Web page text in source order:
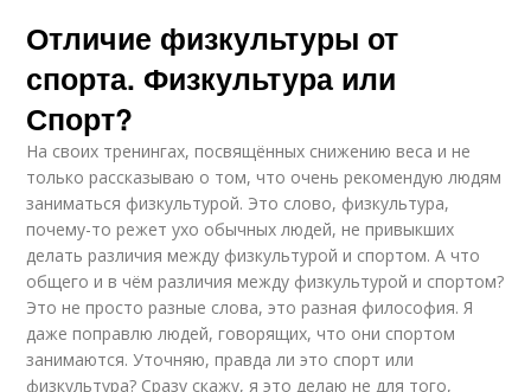
Отличие физкультуры от
спорта. Физкультура или
Спорт?
На своих тренингах, посвящённых снижению веса и не
только рассказываю о том, что очень рекомендую людям
заниматься физкультурой. Это слово, физкультура,
почему-то режет ухо обычных людей, не привыкших
делать различия между физкультурой и спортом. А что
общего и в чём различия между физкультурой и спортом?
Это не просто разные слова, это разная философия. Я
даже поправлю людей, говорящих, что они спортом
занимаются. Уточняю, правда ли это спорт или
физкультура? Сразу скажу, я это делаю не для того,